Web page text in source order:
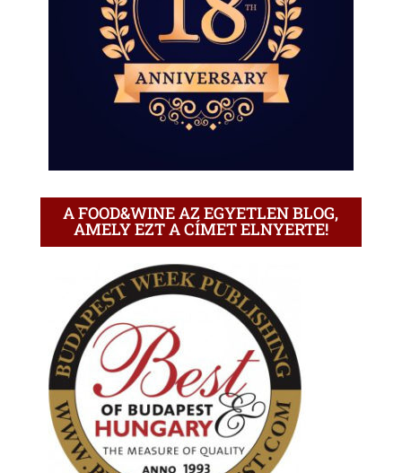
A FOOD&WINE AZ EGYETLEN BLOG,
AMELY EZT A CÍMET ELNYERTE!